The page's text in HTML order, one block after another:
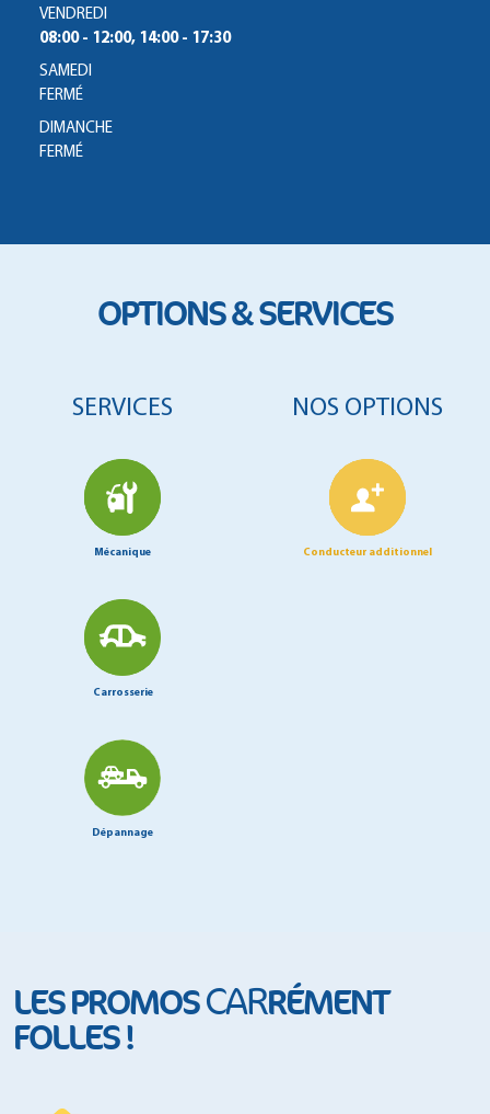
VENDREDI
08:00 - 12:00, 14:00 - 17:30
SAMEDI
FERMÉ
DIMANCHE
FERMÉ
OPTIONS & SERVICES
SERVICES
Mécanique
Carrosserie
Dépannage
NOS OPTIONS
Conducteur additionnel
LES PROMOSCARRÉMENT
FOLLES !